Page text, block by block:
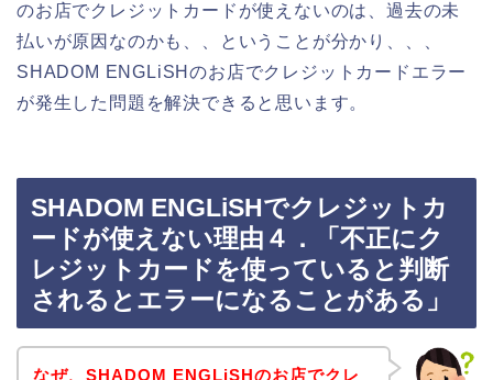
のお店でクレジットカードが使えないのは、過去の未
払いが原因なのかも、、ということが分かり、、、
SHADOM ENGLiSHのお店でクレジットカードエラー
が発生した問題を解決できると思います。
SHADOM ENGLiSHでクレジットカ
ードが使えない理由４．「不正にク
レジットカードを使っていると判断
されるとエラーになることがある」
なぜ、SHADOM ENGLiSHのお店でクレ